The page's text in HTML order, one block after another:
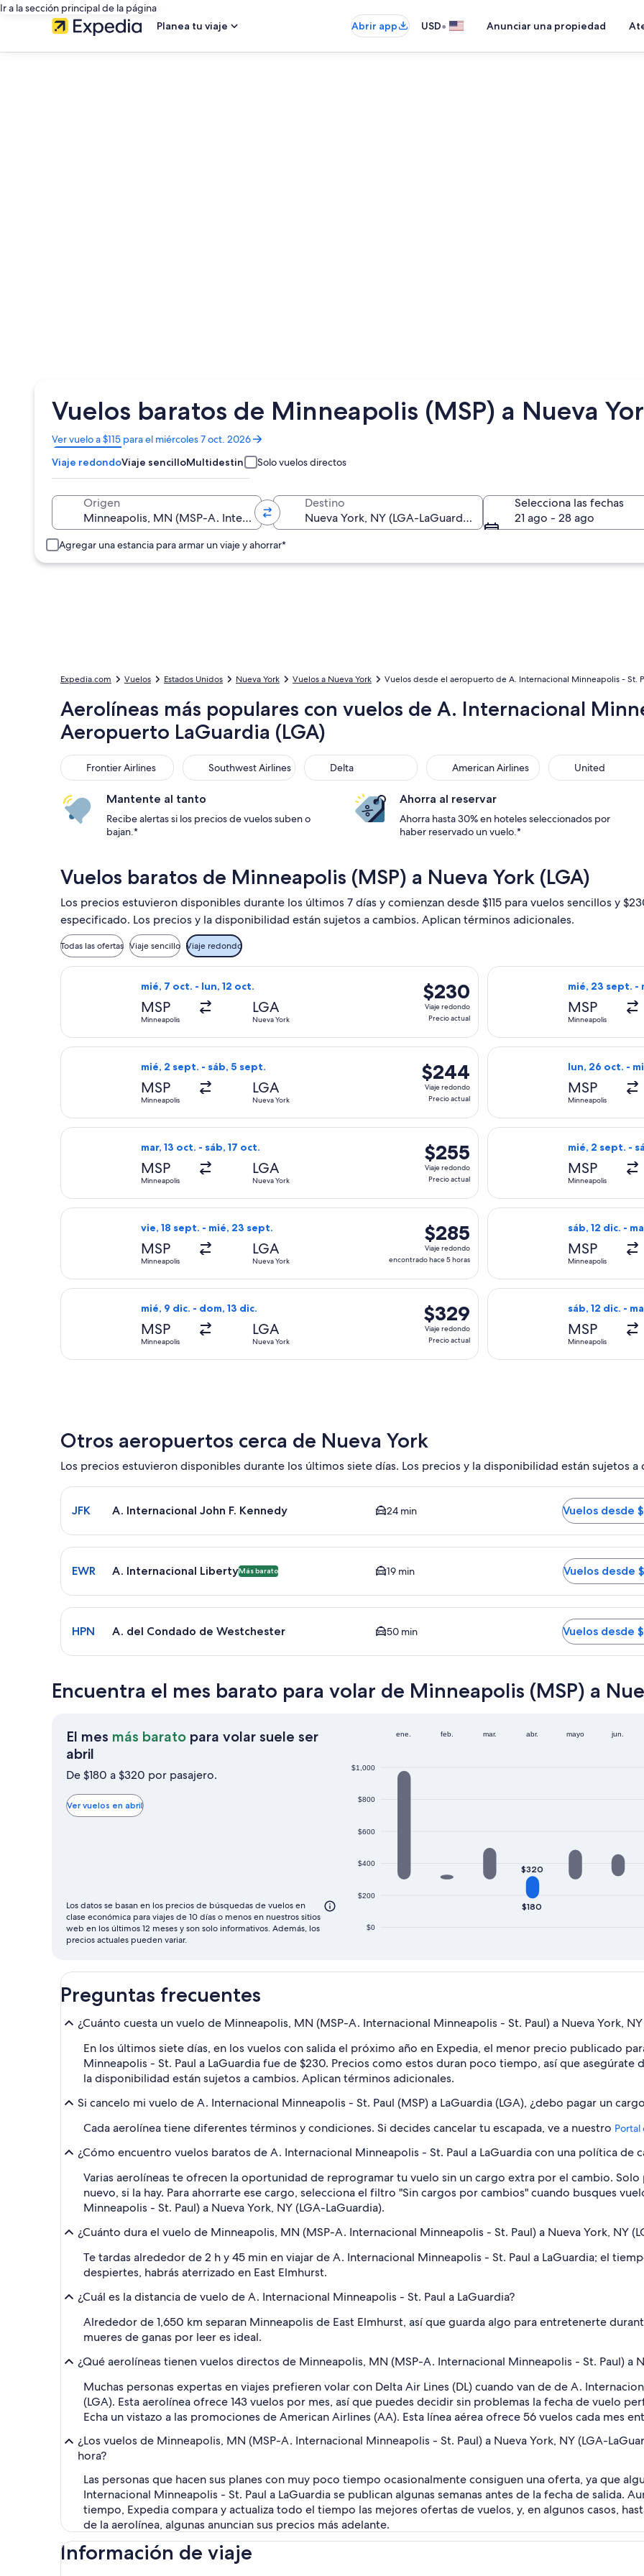
Ir a la sección principal de la página
Planea tu viaje
Abrir app USD• Anunciar una propiedad
Vuelos baratos de Minneapolis (MSP) a Nueva
Ver vuelo a $115 para el miércoles 7 oct. 2026
Se
abrirá
en
una
ventana
Viaje redondoViaje sencilloMultidestino Solo vuelos directos
Origen Destino
Selecciona las fechas
21 ago - 28 ago
Agregar una estancia para armar un viaje y ahorrar*
Expedia.com Vuelos Estados Unidos Nueva York Vuelos a Nueva York Vuelos desde el aeropuerto de A. Internacional Minneapolis - St.
Aerolíneas más populares con vuelos de A. Internacional
Aeropuerto LaGuardia (LGA)
Frontier Airlines
Frontier Airlines Southwest Airlines
Southwest Airlines Delta
Delta American Airlines
American Airlines United
United
Mantente al tanto
Recibe alertas si los precios de vuelos suben o
bajan.*
Ahorra al reservar
Ahorra hasta 30% en hoteles seleccionados por
haber reservado un vuelo.*
Vuelos baratos de Minneapolis (MSP) a Nueva York (LGA)
Los precios estuvieron disponibles durante los últimos 7 días y comienzan desde $115 para vuelos sencillos y
especificado. Los precios y la disponibilidad están sujetos a cambios. Aplican términos adicionales.
Todas las ofertas Viaje sencillo Viaje redondo
mié, 7 oct. - lun, 12 oct.
MSP
Minneapolis
LGA
Nueva York
$230
Viaje
redondo,
actual
$230
Viaje redondo
Precio actual
Seleccionar vuelo de Frontier Airlines, con salida el mié, 7 oct. desde Minneapolis hacia Nueva
mié, 23 sept. -
MSP
Minneapolis
Seleccionar
mié, 2 sept. - sáb, 5 sept.
MSP
Minneapolis
LGA
Nueva York
$244
Viaje
redondo,
actual
$244
Viaje redondo
Precio actual
Seleccionar vuelo de Frontier Airlines, con salida el mié, 2 sept. desde Minneapolis hacia Nueva
lun, 26 oct. -
MSP
Minneapolis
Seleccionar
mar, 13 oct. - sáb, 17 oct.
MSP
Minneapolis
LGA
Nueva York
$255
Viaje
redondo,
actual
$255
Viaje redondo
Precio actual
Seleccionar vuelo de Frontier Airlines, con salida el mar, 13 oct. desde Minneapolis hacia Nueva
mié, 2 sept. -
MSP
Minneapolis
Seleccionar
vie, 18 sept. - mié, 23 sept.
MSP
Minneapolis
LGA
Nueva York
$285
Viaje
redondo,
encontrado
hace
5
horas
$285
Viaje redondo
encontrado hace 5 horas
Seleccionar vuelo de Southwest Airlines, con salida el vie, 18 sept. desde Minneapolis hacia
sáb, 12 dic. -
MSP
Minneapolis
Seleccionar
mié, 9 dic. - dom, 13 dic.
MSP
Minneapolis
LGA
Nueva York
$329
Viaje
redondo,
$329
Viaje redondo
Precio actual
Seleccionar vuelo de American Airlines, con salida el mié, 9 dic. desde Minneapolis hacia Nueva
sáb, 12 dic. -
MSP
Minneapolis
Seleccionar
Otros aeropuertos cerca de Nueva York
Los precios estuvieron disponibles durante los últimos siete días. Los precios y la disponibilidad están sujetos a
Seleccionar vuelo a A. Internacional John F. Kennedy JFK. El tiempo promedio del trayecto en auto al centro es
JFK A. Internacional John F. Kennedy 24 min Vuelos desde
Seleccionar vuelo a A. Internacional Liberty EWR. Opción más barata disponible. El tiempo promedio del
EWR A. Internacional LibertyMás barato 19 min Vuelos desde
Seleccionar vuelo a A. del Condado de Westchester HPN. El tiempo promedio del trayecto en auto al centro es
HPN A. del Condado de Westchester 50 min Vuelos desde
Encuentra el mes barato para volar de Minneapolis (MSP) a
El mes más barato para volar suele ser
abril
mes
barato
para
De $180 a $320 por pasajero.
Ver vuelos en abril
$0
$200
$400
$600
$800
$1,000
ene. feb. mar. abr. mayo jun.
$180
$320
Los datos se basan en los precios de búsquedas de vuelos en
clase económica para viajes de 10 días o menos en nuestros sitios
web en los últimos 12 meses y son solo informativos. Además, los
precios actuales pueden variar.
Preguntas frecuentes
¿Cuánto cuesta un vuelo de Minneapolis, MN (MSP-A. Internacional Minneapolis - St. Paul) a Nueva York,
En los últimos siete días, en los vuelos con salida el próximo año en Expedia, el menor precio publicado
Minneapolis - St. Paul a LaGuardia fue de $230. Precios como estos duran poco tiempo, así que asegúrate
la disponibilidad están sujetos a cambios. Aplican términos adicionales.
Si cancelo mi vuelo de A. Internacional Minneapolis - St. Paul (MSP) a LaGuardia (LGA), ¿debo pagar un
Cada aerolínea tiene diferentes términos y condiciones. Si decides cancelar tu escapada, ve a nuestro Portal
¿Cómo encuentro vuelos baratos de A. Internacional Minneapolis - St. Paul a LaGuardia con una política de
Varias aerolíneas te ofrecen la oportunidad de reprogramar tu vuelo sin un cargo extra por el cambio.
nuevo, si la hay. Para ahorrarte ese cargo, selecciona el filtro "Sin cargos por cambios" cuando busques
Minneapolis - St. Paul) a Nueva York, NY (LGA-LaGuardia).
¿Cuánto dura el vuelo de Minneapolis, MN (MSP-A. Internacional Minneapolis - St. Paul) a Nueva York, NY
Te tardas alrededor de 2 h y 45 min en viajar de A. Internacional Minneapolis - St. Paul a LaGuardia; el
despiertes, habrás aterrizado en East Elmhurst.
¿Cuál es la distancia de vuelo de A. Internacional Minneapolis - St. Paul a LaGuardia?
Alrededor de 1,650 km separan Minneapolis de East Elmhurst, así que guarda algo para entretenerte
mueres de ganas por leer es ideal.
¿Qué aerolíneas tienen vuelos directos de Minneapolis, MN (MSP-A. Internacional Minneapolis - St. Paul) a
Muchas personas expertas en viajes prefieren volar con Delta Air Lines (DL) cuando van de de A.
(LGA). Esta aerolínea ofrece 143 vuelos por mes, así que puedes decidir sin problemas la fecha de vuelo
Echa un vistazo a las promociones de American Airlines (AA). Esta línea aérea ofrece 56 vuelos cada mes
¿Los vuelos de Minneapolis, MN (MSP-A. Internacional Minneapolis - St. Paul) a Nueva York, NY (LGA-
hora?
Las personas que hacen sus planes con muy poco tiempo ocasionalmente consiguen una oferta, ya que
Internacional Minneapolis - St. Paul a LaGuardia se publican algunas semanas antes de la fecha de salida.
tiempo, Expedia compara y actualiza todo el tiempo las mejores ofertas de vuelos, y, en algunos casos,
de la aerolínea, algunas anuncian sus precios más adelante.
Información de viaje